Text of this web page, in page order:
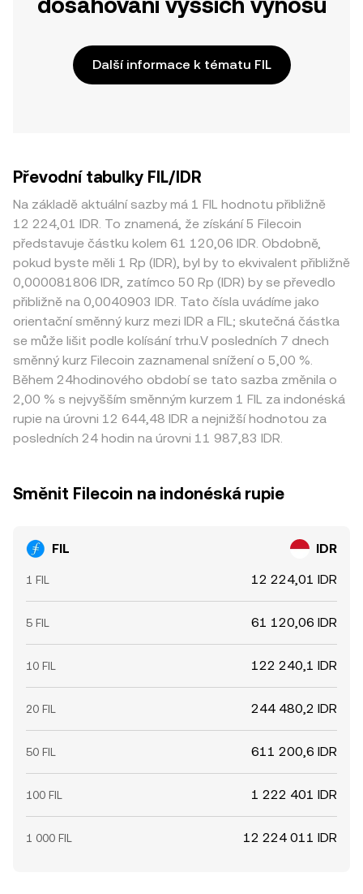
Další informace k tématu FIL
Převodní tabulky FIL/IDR
Na základě aktuální sazby má 1 FIL hodnotu přibližně
12 224,01 IDR. To znamená, že získání 5 Filecoin
představuje částku kolem 61 120,06 IDR. Obdobně,
pokud byste měli 1 Rp (IDR), byl by to ekvivalent přibližně
0,000081806 IDR, zatímco 50 Rp (IDR) by se převedlo
přibližně na 0,0040903 IDR. Tato čísla uvádíme jako
orientační směnný kurz mezi IDR a FIL; skutečná částka
se může lišit podle kolísání trhu.V posledních 7 dnech
směnný kurz Filecoin zaznamenal snížení o 5,00 %.
Během 24hodinového období se tato sazba změnila o
2,00 % s nejvyšším směnným kurzem 1 FIL za indonéská
rupie na úrovni 12 644,48 IDR a nejnižší hodnotou za
posledních 24 hodin na úrovni 11 987,83 IDR.
Směnit Filecoin na indonéská rupie
FIL IDR
1 FIL 12 224,01 IDR
5 FIL 61 120,06 IDR
10 FIL 122 240,1 IDR
20 FIL 244 480,2 IDR
50 FIL 611 200,6 IDR
100 FIL 1 222 401 IDR
1 000 FIL 12 224 011 IDR